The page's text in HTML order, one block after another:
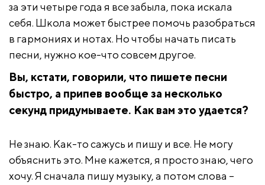
за эти четыре года я все забыла, пока искала
себя. Школа может быстрее помочь разобраться
в гармониях и нотах. Но чтобы начать писать
песни, нужно кое-что совсем другое.
Вы, кстати, говорили, что пишете песни
быстро, а припев вообще за несколько
секунд придумываете. Как вам это удается?
Не знаю. Как-то сажусь и пишу и все. Не могу
объяснить это. Мне кажется, я просто знаю, чего
хочу. Я сначала пишу музыку, а потом слова –